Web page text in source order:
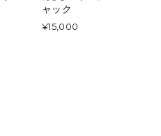
ャック
¥15,000